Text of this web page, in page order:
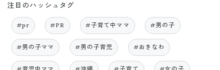
注目のハッシュタグ
#pr #PR #子育て中ママ #男の子
#男の子ママ #男の子育児 #おきなわ